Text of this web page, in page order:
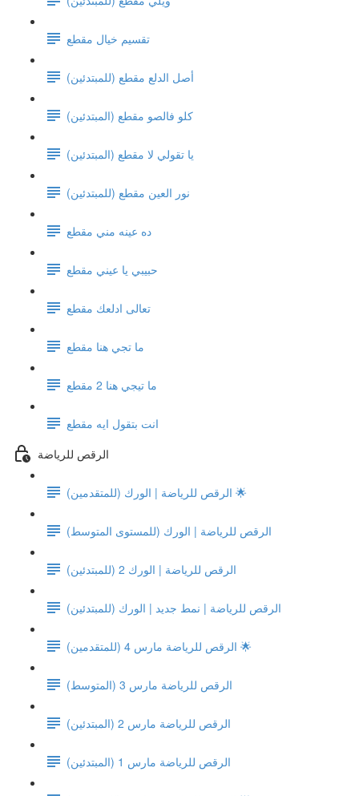
تقسيم خيال مقطع
(أصل الدلع مقطع (للمبتدئين
كلو فالصو مقطع (المبتدئين)
يا تقولي لا مقطع (المبتدئين)
نور العين مقطع (للمبتدئين)
ده عينه مني مقطع
حبيبي يا عيني مقطع
تعالى ادلعك مقطع
ما تجي هنا مقطع
ما تيجي هنا 2 مقطع
انت بتقول ايه مقطع
الرقص للرياضة
الرقص للرياضة | الورك (للمتقدمين) 🌟
الرقص للرياضة | الورك (للمستوى المتوسط)
الرقص للرياضة | الورك 2 (للمبتدئين)
الرقص للرياضة | نمط جديد | الورك (للمبتدئين)
الرقص للرياضة مارس 4 (للمتقدمين) 🌟
الرقص للرياضة مارس 3 (المتوسط)
الرقص للرياضة مارس 2 (المبتدئين)
الرقص للرياضة مارس 1 (المبتدئين)